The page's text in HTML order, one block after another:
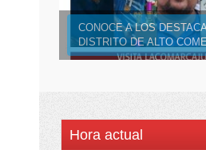
CONOCE A LOS
DISTRITO DE ALTO
Hora actual